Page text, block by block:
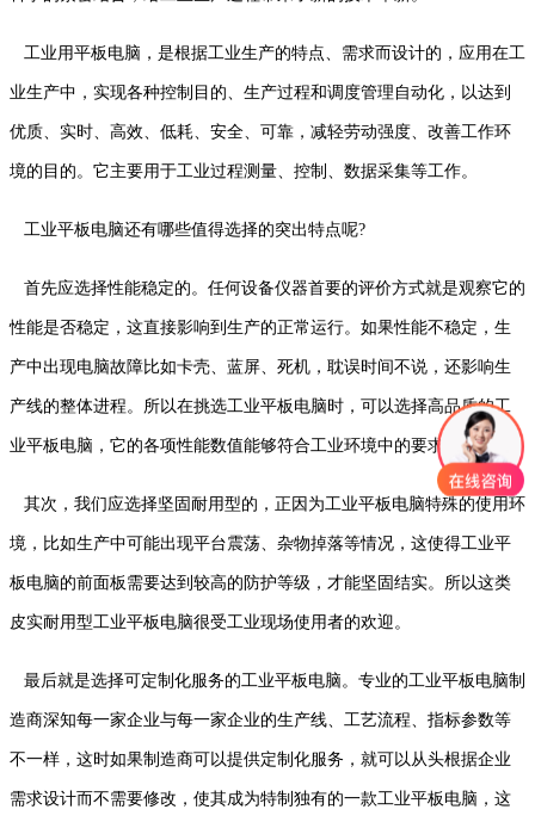
工业用平板电脑，是根据工业生产的特点、需求而设计的，应用在工
业生产中，实现各种控制目的、生产过程和调度管理自动化，以达到
优质、实时、高效、低耗、安全、可靠，减轻劳动强度、改善工作环
境的目的。它主要用于工业过程测量、控制、数据采集等工作。
工业平板电脑还有哪些值得选择的突出特点呢?
首先应选择性能稳定的。任何设备仪器首要的评价方式就是观察它的
性能是否稳定，这直接影响到生产的正常运行。如果性能不稳定，生
产中出现电脑故障比如卡壳、蓝屏、死机，耽误时间不说，还影响生
产线的整体进程。所以在挑选工业平板电脑时，可以选择高品质的工
业平板电脑，它的各项性能数值能够符合工业环境中的要求。
其次，我们应选择坚固耐用型的，正因为工业平板电脑特殊的使用环
境，比如生产中可能出现平台震荡、杂物掉落等情况，这使得工业平
板电脑的前面板需要达到较高的防护等级，才能坚固结实。所以这类
皮实耐用型工业平板电脑很受工业现场使用者的欢迎。
最后就是选择可定制化服务的工业平板电脑。专业的工业平板电脑制
造商深知每一家企业与每一家企业的生产线、工艺流程、指标参数等
不一样，这时如果制造商可以提供定制化服务，就可以从头根据企业
需求设计而不需要修改，使其成为特制独有的一款工业平板电脑，这